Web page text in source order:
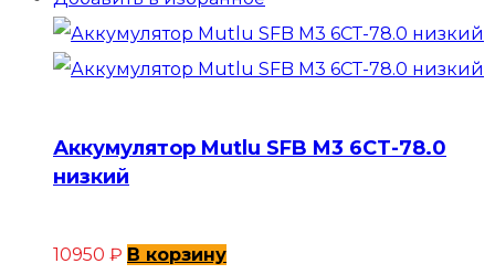
Аккумулятор Mutlu SFB M3 6СТ-78.0
низкий
10950 ₽ В корзину